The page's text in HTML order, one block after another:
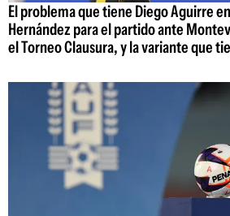
El problema que tiene Diego Aguirre
Hernández para el partido ante
el Torneo Clausura, y la variante que